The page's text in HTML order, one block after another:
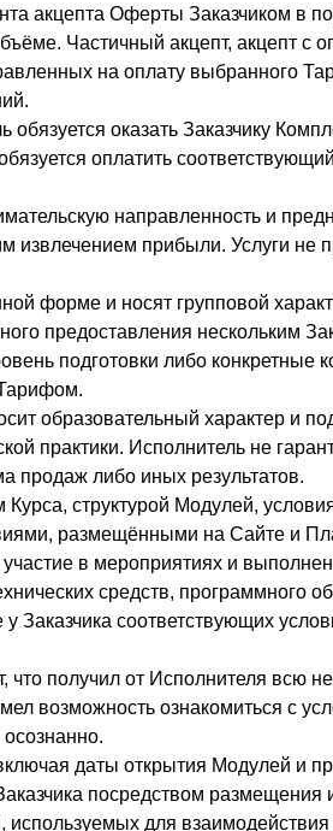
акцепта Оферты Заказчиком в
Частичный акцепт, акцепт с
на оплату выбранного
оказать Заказчику
оплатить
направленность и
извлечением прибыли. Услуги не
форме и носят групповой
предоставления нескольким
подготовки либо конкретные
образовательный характер и
практики. Исполнитель не
продаж либо иных результатов.
Курса, структурой Модулей,
размещёнными на Сайте и
в мероприятиях и
средств, программного
Заказчика соответствующих
что получил от Исполнителя всю
возможность ознакомиться с
даты открытия Модулей и
посредством
для взаимодействия